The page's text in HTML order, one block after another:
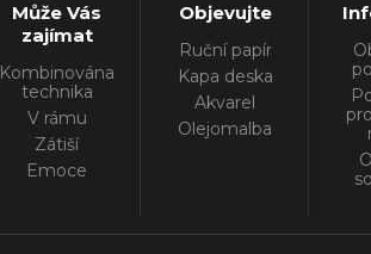
Může Vás
zajímat
Kombinována
technika
V rámu
Zátiší
Emoce
Objevujte
Ruční papír
Kapa deska
Akvarel
Olejomalba